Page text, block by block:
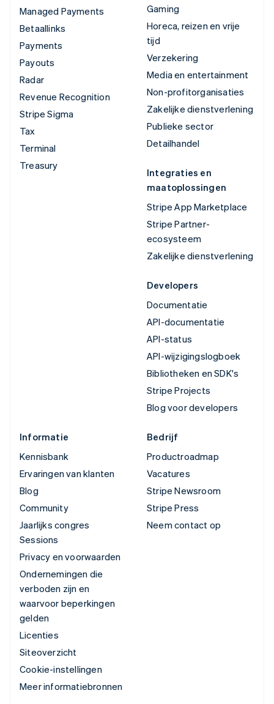
Managed Payments
Betaallinks
Payments
Payouts
Radar
Revenue Recognition
Stripe Sigma
Tax
Terminal
Treasury
Gaming
Horeca, reizen en vrije
tijd
Verzekering
Media en entertainment
Non-profitorganisaties
Zakelijke dienstverlening
Publieke sector
Detailhandel
Integraties en
maatoplossingen
Stripe App Marketplace
Stripe Partner-
ecosysteem
Zakelijke dienstverlening
Developers
Documentatie
API-documentatie
API-status
API-wijzigingslogboek
Bibliotheken en SDK's
Stripe Projects
Blog voor developers
Informatie
Kennisbank
Ervaringen van klanten
Blog
Community
Jaarlijks congres
Sessions
Privacy en voorwaarden
Ondernemingen die
verboden zijn en
waarvoor beperkingen
gelden
Licenties
Siteoverzicht
Cookie-instellingen
Meer informatiebronnen
Bedrijf
Productroadmap
Vacatures
Stripe Newsroom
Stripe Press
Neem contact op